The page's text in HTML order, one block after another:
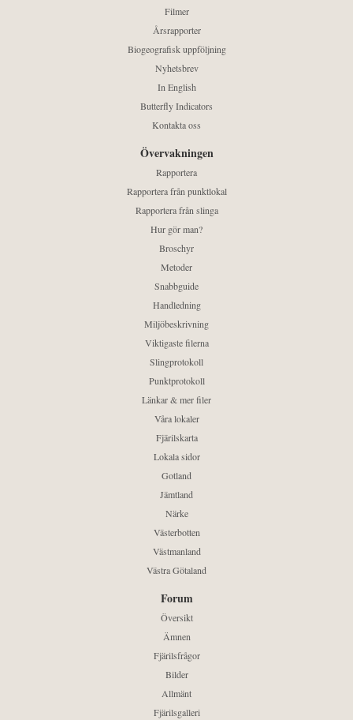
Filmer
Årsrapporter
Biogeografisk uppföljning
Nyhetsbrev
In English
Butterfly Indicators
Kontakta oss
Övervakningen
Rapportera
Rapportera från punktlokal
Rapportera från slinga
Hur gör man?
Broschyr
Metoder
Snabbguide
Handledning
Miljöbeskrivning
Viktigaste filerna
Slingprotokoll
Punktprotokoll
Länkar & mer filer
Våra lokaler
Fjärilskarta
Lokala sidor
Gotland
Jämtland
Närke
Västerbotten
Västmanland
Västra Götaland
Forum
Översikt
Ämnen
Fjärilsfrågor
Bilder
Allmänt
Fjärilsgalleri